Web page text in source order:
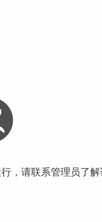
，请联系管理员了